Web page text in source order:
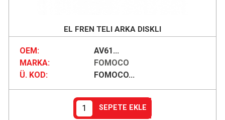
EL FREN TELI ARKA DISKLI
OEM:
AV61...
MARKA:
FOMOCO
Ü. KOD:
FOMOCO...
SEPETE EKLE